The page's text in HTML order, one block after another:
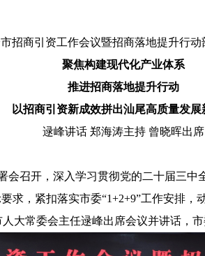
招商引资工作会议暨招商落地提升行动
聚焦构建现代化产业体系
推进招商落地提升行动
以招商引资新成效拼出汕尾高质量发展
逯峰讲话 郑海涛主持 曾晓晖出席
召开，深入学习贯彻党的二十届三中
求，紧扣落实市委“1+2+9”工作安排
大常委会主任逯峰出席会议并讲话，